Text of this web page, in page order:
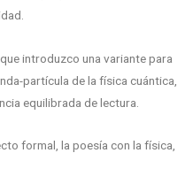
introduzco una variante para
partícula de la física cuántica,
equilibrada de lectura.
formal, la poesía con la física,